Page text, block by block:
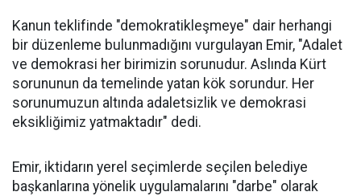
Kanun teklifinde "demokratikleşmeye" dair herhangi
bir düzenleme bulunmadığını vurgulayan Emir, "Adalet
ve demokrasi her birimizin sorunudur. Aslında Kürt
sorununun da temelinde yatan kök sorundur. Her
sorunumuzun altında adaletsizlik ve demokrasi
eksikliğimiz yatmaktadır" dedi.
Emir, iktidarın yerel seçimlerde seçilen belediye
başkanlarına yönelik uygulamalarını "darbe" olarak